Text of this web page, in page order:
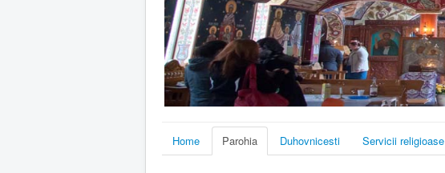
Home Parohia Duhovnicesti Servicii religioase